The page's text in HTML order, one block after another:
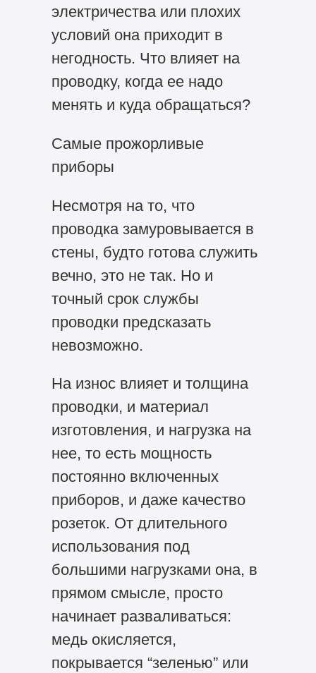
электричества или плохих
условий она приходит в
негодность. Что влияет на
проводку, когда ее надо
менять и куда обращаться?
Самые прожорливые
приборы
Несмотря на то, что
проводка замуровывается в
стены, будто готова служить
вечно, это не так. Но и
точный срок службы
проводки предсказать
невозможно.
На износ влияет и толщина
проводки, и материал
изготовления, и нагрузка на
нее, то есть мощность
постоянно включенных
приборов, и даже качество
розеток. От длительного
использования под
большими нагрузками она, в
прямом смысле, просто
начинает разваливаться:
медь окисляется,
покрывается “зеленью” или